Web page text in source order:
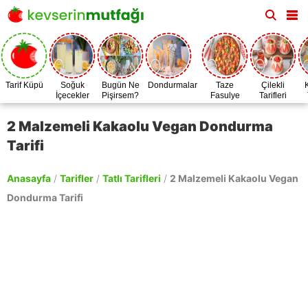
Tarif Küpü
Soğuk
İçecekler
Bugün Ne
Pişirsem?
Dondurmalar
Taze
Fasulye
Zamanı
Çilekli
Tarifleri
2 Malzemeli Kakaolu Vegan Dondurma
Tarifi
Anasayfa / Tarifler / Tatlı Tarifleri / 2 Malzemeli Kakaolu Vegan
Dondurma Tarifi